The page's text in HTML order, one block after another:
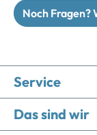
Noch Fragen?
Service
Das sind wir